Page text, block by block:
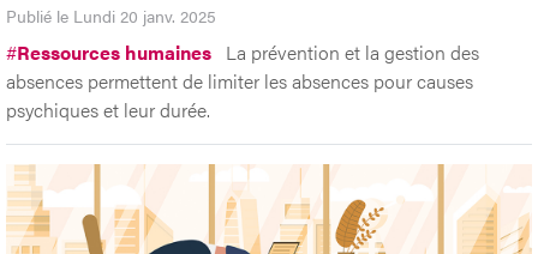
Publié le Lundi 20 janv. 2025
#Ressources humaines La prévention et la gestion des
absences permettent de limiter les absences pour causes
psychiques et leur durée.